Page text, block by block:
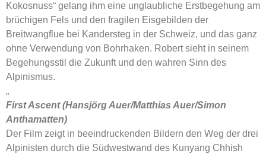
Kokosnuss“ gelang ihm eine unglaubliche Erstbegehung am
brüchigen Fels und den fragilen Eisgebilden der
Breitwangflue bei Kandersteg in der Schweiz, und das ganz
ohne Verwendung von Bohrhaken. Robert sieht in seinem
Begehungsstil die Zukunft und den wahren Sinn des
Alpinismus.
„
First Ascent (Hansjörg Auer/Matthias Auer/Simon
Anthamatten)
Der Film zeigt in beeindruckenden Bildern den Weg der drei
Alpinisten durch die Südwestwand des Kunyang Chhish